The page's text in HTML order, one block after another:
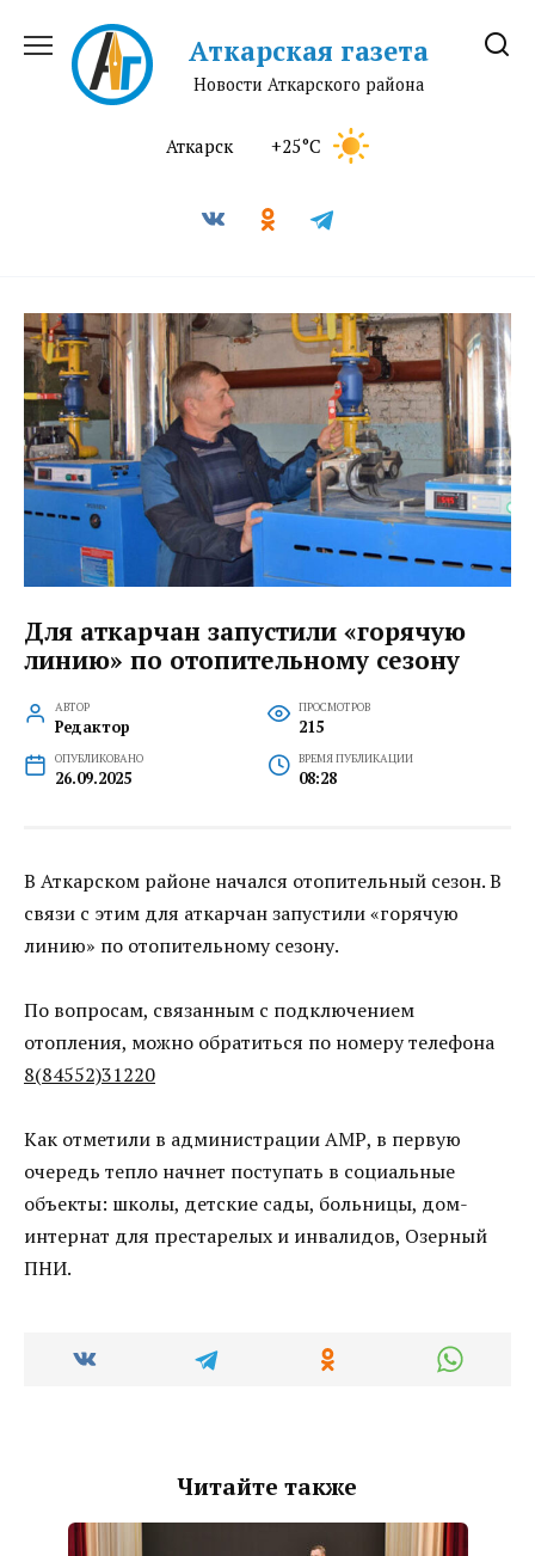
содержанию
Аткарская газета
Новости Аткарского района
Аткарск +25°C
Для аткарчан запустили «горячую
линию» по отопительному сезону
АВТОР
Редактор
ПРОСМОТРОВ
215
ОПУБЛИКОВАНО
26.09.2025
ВРЕМЯ ПУБЛИКАЦИИ
08:28
В Аткарском районе начался отопительный сезон. В
связи с этим для аткарчан запустили «горячую
линию» по отопительному сезону.
По вопросам, связанным с подключением
отопления, можно обратиться по номеру телефона
8(84552)31220
Как отметили в администрации АМР, в первую
очередь тепло начнет поступать в социальные
объекты: школы, детские сады, больницы, дом-
интернат для престарелых и инвалидов, Озерный
ПНИ.
Читайте также